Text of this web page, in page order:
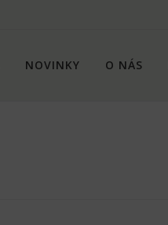
NOVINKY O NÁS